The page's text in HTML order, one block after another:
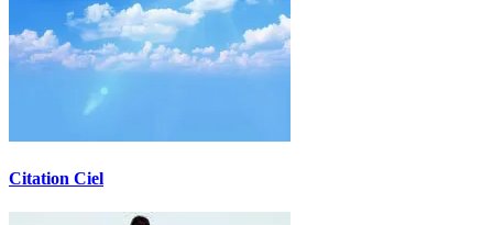
Citation Ciel